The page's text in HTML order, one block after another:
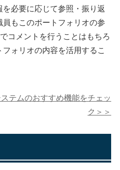
必要に応じて参照・振り返
もこのポートフォリオの参
コメントを行うことはもちろ
ォリオの内容を活用するこ
テムのおすすめ機能をチェッ
ク＞＞